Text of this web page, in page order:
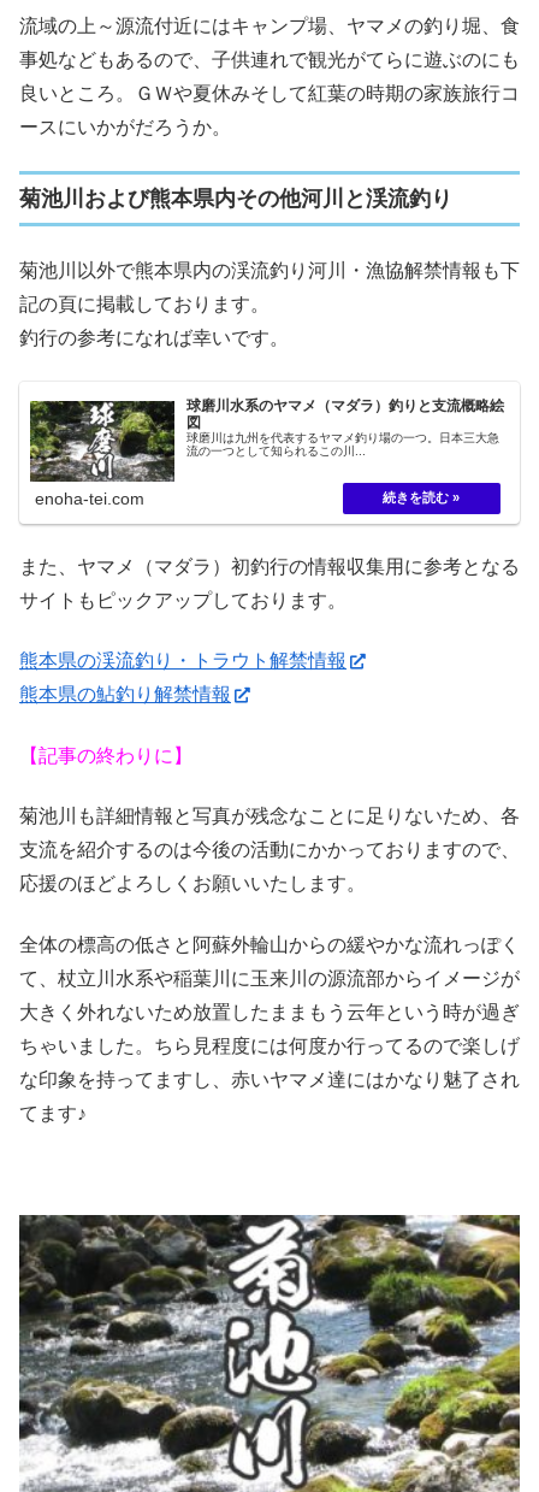
流域の上～源流付近にはキャンプ場、ヤマメの釣り堀、食
事処などもあるので、子供連れで観光がてらに遊ぶのにも
良いところ。ＧＷや夏休みそして紅葉の時期の家族旅行コ
ースにいかがだろうか。
菊池川および熊本県内その他河川と渓流釣り
菊池川以外で熊本県内の渓流釣り河川・漁協解禁情報も下
記の頁に掲載しております。
釣行の参考になれば幸いです。
球磨川水系のヤマメ（マダラ）釣りと支流概略絵
図
球磨川は九州を代表するヤマメ釣り場の一つ。日本三大急
流の一つとして知られるこの川...
enoha-tei.com
また、ヤマメ（マダラ）初釣行の情報収集用に参考となる
サイトもピックアップしております。
熊本県の渓流釣り・トラウト解禁情報
熊本県の鮎釣り解禁情報
【記事の終わりに】
菊池川も詳細情報と写真が残念なことに足りないため、各
支流を紹介するのは今後の活動にかかっておりますので、
応援のほどよろしくお願いいたします。
全体の標高の低さと阿蘇外輪山からの緩やかな流れっぽく
て、杖立川水系や稲葉川に玉来川の源流部からイメージが
大きく外れないため放置したままもう云年という時が過ぎ
ちゃいました。ちら見程度には何度か行ってるので楽しげ
な印象を持ってますし、赤いヤマメ達にはかなり魅了され
てます♪